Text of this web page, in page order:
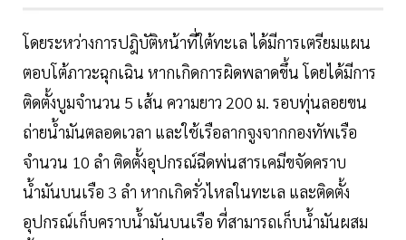
โดยระหว่างการปฎิบัติหน้าที่ใต้ทะเล ได้มีการเตรียมแผน
ตอบโต้ภาวะฉุกเฉิน หากเกิดการผิดพลาดขึ้น โดยได้มีการ
ติดตั้งบูมจำนวน 5 เส้น ความยาว 200 ม. รอบทุ่นลอยขน
ถ่ายน้ำมันตลอดเวลา และใช้เรือลากจูงจากกองทัพเรือ
จำนวน 10 ลำ ติดตั้งอุปกรณ์ฉีดพ่นสารเคมีขจัดคราบ
น้ำมันบนเรือ 3 ลำ หากเกิดรั่วไหลในทะเล และติดตั้ง
อุปกรณ์เก็บคราบน้ำมันบนเรือ ที่สามารถเก็บน้ำมันผสม